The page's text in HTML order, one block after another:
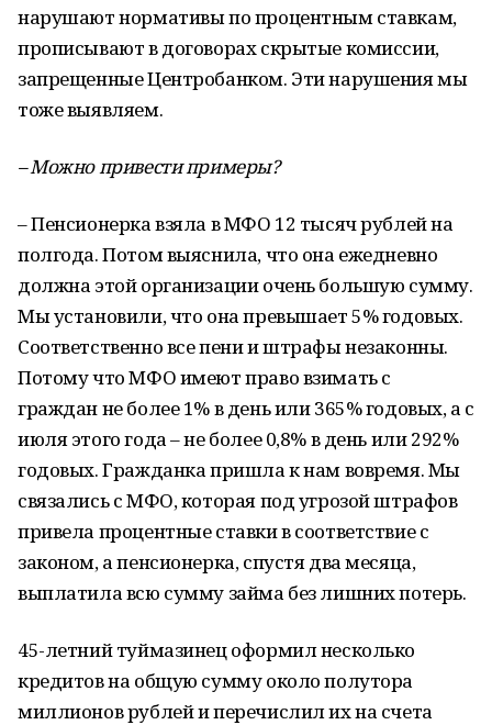
нарушают нормативы по процентным ставкам,
прописывают в договорах скрытые комиссии,
запрещенные Центробанком. Эти нарушения мы
тоже выявляем.
– Можно привести примеры?
– Пенсионерка взяла в МФО 12 тысяч рублей на
полгода. Потом выяснила, что она ежедневно
должна этой организации очень большую сумму.
Мы установили, что она превышает 5% годовых.
Соответственно все пени и штрафы незаконны.
Потому что МФО имеют право взимать с
граждан не более 1% в день или 365% годовых, а с
июля этого года – не более 0,8% в день или 292%
годовых. Гражданка пришла к нам вовремя. Мы
связались с МФО, которая под угрозой штрафов
привела процентные ставки в соответствие с
законом, а пенсионерка, спустя два месяца,
выплатила всю сумму займа без лишних потерь.
45-летний туймазинец оформил несколько
кредитов на общую сумму около полутора
миллионов рублей и перечислил их на счета